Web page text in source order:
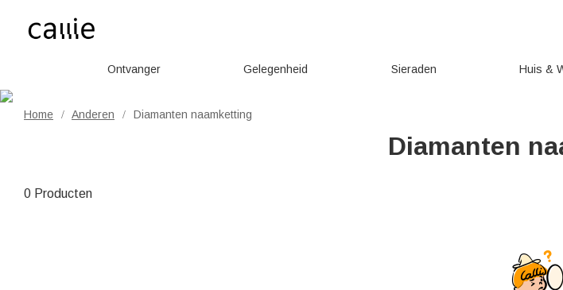
Ontvanger Gelegenheid Sieraden Huis &
Home / Anderen / Diamanten naamketting
Diamanten
0 Producten